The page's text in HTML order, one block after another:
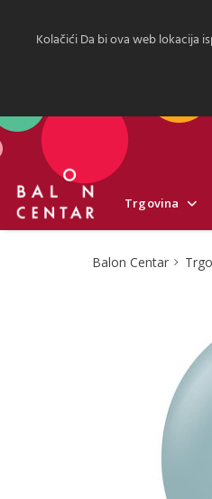
Trgovina
Balon Centar
Kolačići Da bi ova web lokacija